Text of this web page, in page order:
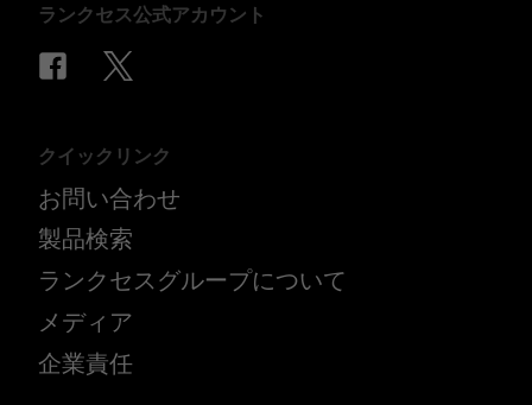
ランクセス公式アカウント
クイックリンク
お問い合わせ
製品検索
ランクセスグループについて
メディア
企業責任